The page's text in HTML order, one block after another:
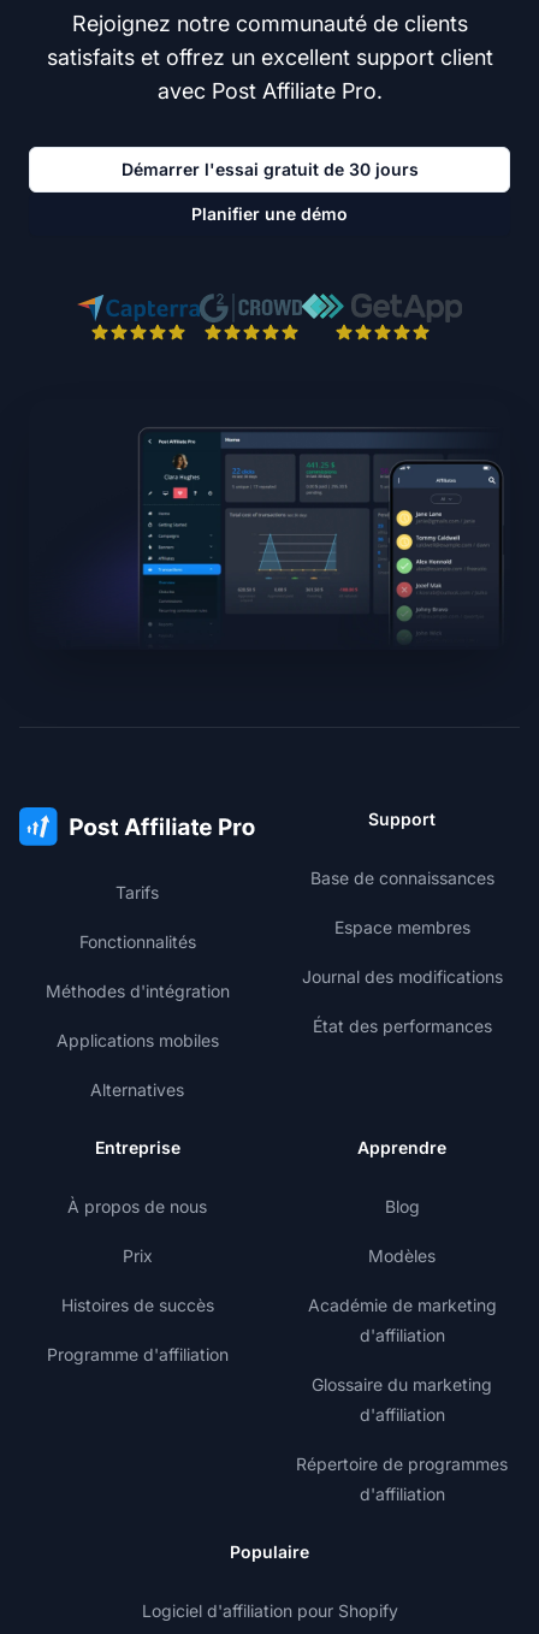
Rejoignez notre communauté de clients
satisfaits et offrez un excellent support client
avec Post Affiliate Pro.
Démarrer l'essai gratuit de 30 jours
Planifier une démo
Tarifs
Fonctionnalités
Méthodes d'intégration
Applications mobiles
Alternatives
Support
Base de connaissances
Espace membres
Journal des modifications
État des performances
Entreprise
À propos de nous
Prix
Histoires de succès
Programme d'affiliation
Apprendre
Blog
Modèles
Académie de marketing
d'affiliation
Glossaire du marketing
d'affiliation
Répertoire de programmes
d'affiliation
Populaire
Logiciel d'affiliation pour Shopify